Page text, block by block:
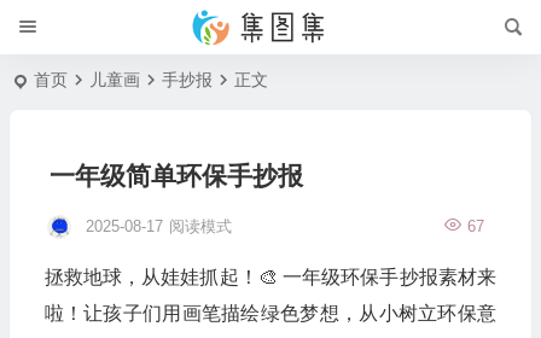
首页 儿童画 手抄报 正文
一年级简单环保手抄报
2025-08-17 67
阅读模式
拯救地球，从娃娃抓起！🎨 一年级环保手抄报素材来
啦！让孩子们用画笔描绘绿色梦想，从小树立环保意